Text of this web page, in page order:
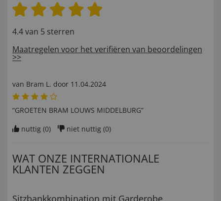
4.4 van 5 sterren
Maatregelen voor het verifiëren van beoordelingen
>>
van Bram L. door 11.04.2024
“GROETEN BRAM LOUWS MIDDELBURG”
nuttig (0) niet nuttig (0)
WAT ONZE INTERNATIONALE
KLANTEN ZEGGEN